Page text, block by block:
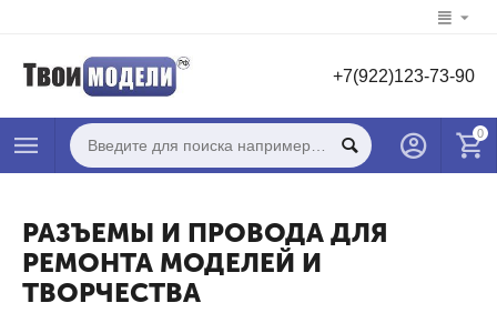
+7(922)123-73-90
0
РАЗЪЕМЫ И ПРОВОДА ДЛЯ
РЕМОНТА МОДЕЛЕЙ И
ТВОРЧЕСТВА